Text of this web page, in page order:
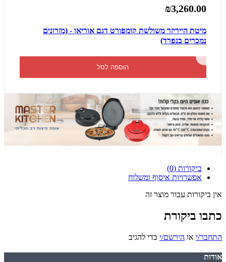
₪3,260.00
מיטת הייריזר משולשת קומפורט דגם אוריאן - (מזרונים
נמכרים בנפרד)
הוספה לסל
ביקורות (0)
אפשרויות איסוף ומשלוח
אין ביקורות עבור מוצר זה
כתבו ביקורת
התחבר/י או הירשם/י כדי להגיב
אודות